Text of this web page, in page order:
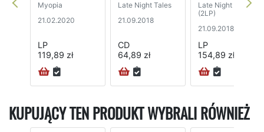
Myopia
21.02.2020
LP
119,89 zł
Late Night Tales
21.09.2018
CD
64,89 zł
Late Night Tales
(2LP)
21.09.2018
LP
154,89 zł
KUPUJĄCY TEN PRODUKT WYBRALI RÓWNIEŻ